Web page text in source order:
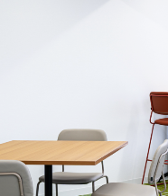
サンミ興産